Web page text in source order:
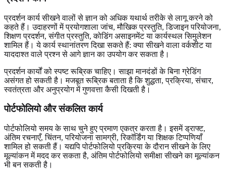
प्रदर्शन कार्य सीखने वालों से ज्ञान को अधिक यथार्थ तरीके से लागू करने को
कहते हैं। उदाहरणों में प्रयोगशाला जांच, मौखिक प्रस्तुति, डिजाइन परियोजना,
शिक्षण प्रदर्शन, संगीत प्रस्तुति, कोडिंग असाइनमेंट या कार्यस्थल सिमुलेशन
शामिल हैं। ये कार्य स्थानांतरण दिखा सकते हैं: क्या सीखने वाला वर्कशीट या
याददाश्त वाले प्रश्न से आगे ज्ञान का उपयोग कर सकता है।
प्रदर्शन कार्यों को स्पष्ट रूब्रिक चाहिए। साझा मानदंडों के बिना ग्रेडिंग
असंगत हो सकती है। मजबूत रूब्रिक बताता है कि शुद्धता, प्रक्रिया, संचार,
स्वतंत्रता और अनुप्रयोग में गुणवत्ता कैसी दिखती है।
पोर्टफोलियो और संकलित कार्य
पोर्टफोलियो समय के साथ चुने हुए प्रमाण एकत्र करता है। इसमें ड्राफ्ट,
अंतिम रचनाएँ, चिंतन, परियोजना सामग्री, रिकॉर्डिंग या शिक्षक टिप्पणियाँ
शामिल हो सकती हैं। यद्यपि पोर्टफोलियो प्रक्रिया के दौरान सीखने के लिए
मूल्यांकन में मदद कर सकता है, अंतिम पोर्टफोलियो समीक्षा सीखने का मूल्यांकन
भी बन सकती है।